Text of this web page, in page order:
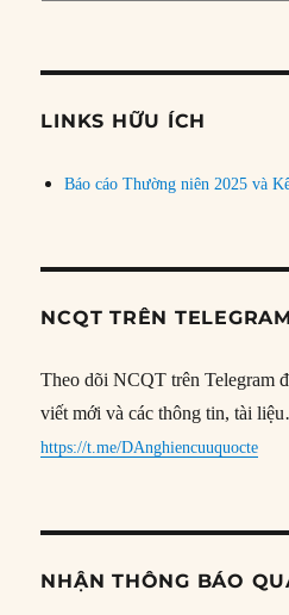
đề
LINKS HỮU ÍCH
Báo cáo Thường niên 2025 và
NCQT TRÊN TELEGRAM
Theo dõi NCQT trên Telegram
viết mới và các thông tin, tài
https://t.me/DAnghiencuuquocte
NHẬN THÔNG BÁO